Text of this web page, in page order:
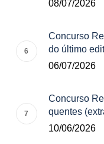
08/07/2026
Concurso
do último
06/07/2026
Concurso
quentes
10/06/2026